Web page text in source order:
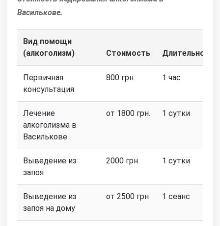
Василькове.
Вид помощи
(алкоголизм)
Стоимость Длительность
Первичная
консультация
800 грн. 1 час
Лечение
алкоголизма в
Василькове
от 1800 грн. 1 сутки
Выведение из
запоя
2000 грн 1 сутки
Выведение из
запоя на дому
от 2500 грн 1 сеанс